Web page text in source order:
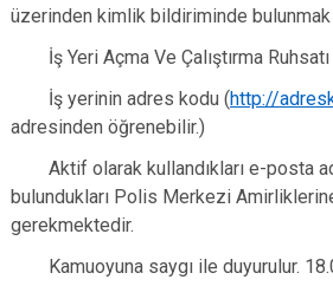
üzerinden kimlik bildiriminde
İş Yeri Açma Ve Çalıştırma Ruhsatı
İş yerinin adres kodu (http://
adresinden öğrenebilir.)
Aktif olarak kullandıkları e-posta
bulundukları Polis Merkezi
gerekmektedir.
Kamuoyuna saygı ile duyurulur.